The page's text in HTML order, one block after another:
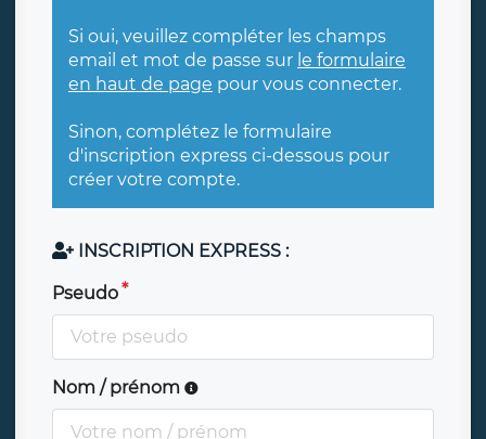
Si oui, veuillez compléter les champs
email et mot de passe sur le formulaire
en haut de page pour vous connecter.
Sinon, complétez le formulaire
d'inscription express ci-dessous pour
créer votre compte.
INSCRIPTION EXPRESS :
Pseudo
Nom / prénom